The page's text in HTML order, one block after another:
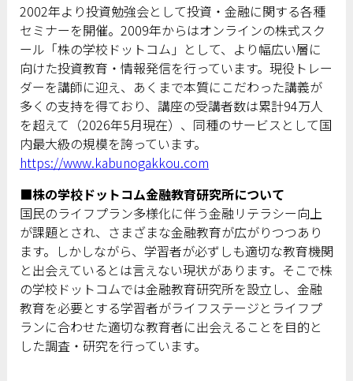
2002年より投資勉強会として投資・金融に関する各種
セミナーを開催。2009年からはオンラインの株式スク
ール「株の学校ドットコム」として、より幅広い層に
向けた投資教育・情報発信を行っています。現役トレー
ダーを講師に迎え、あくまで本質にこだわった講義が
多くの支持を得ており、講座の受講者数は累計94万人
を超えて（2026年5月現在）、同種のサービスとして国
内最大級の規模を誇っています。
https://www.kabunogakkou.com
■株の学校ドットコム金融教育研究所について
国民のライフプラン多様化に伴う金融リテラシー向上
が課題とされ、さまざまな金融教育が広がりつつあり
ます。しかしながら、学習者が必ずしも適切な教育機関
と出会えているとは言えない現状があります。そこで株
の学校ドットコムでは金融教育研究所を設立し、金融
教育を必要とする学習者がライフステージとライフプ
ランに合わせた適切な教育者に出会えることを目的と
した調査・研究を行っています。